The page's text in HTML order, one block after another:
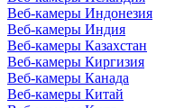
Веб-камеры Индонезия
Веб-камеры Индия
Веб-камеры Казахстан
Веб-камеры Киргизия
Веб-камеры Канада
Веб-камеры Китай